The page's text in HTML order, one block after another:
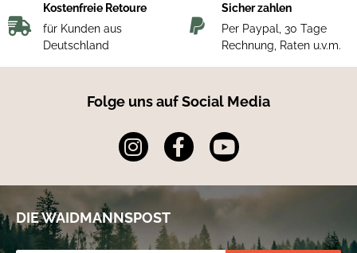
Kostenfreie Retoure
für Kunden aus
Deutschland
Sicher zahlen
Per Paypal, 30 Tage
Rechnung, Raten u.v.m.
Folge uns auf Social Media
DIE WAIDMANNSPOST